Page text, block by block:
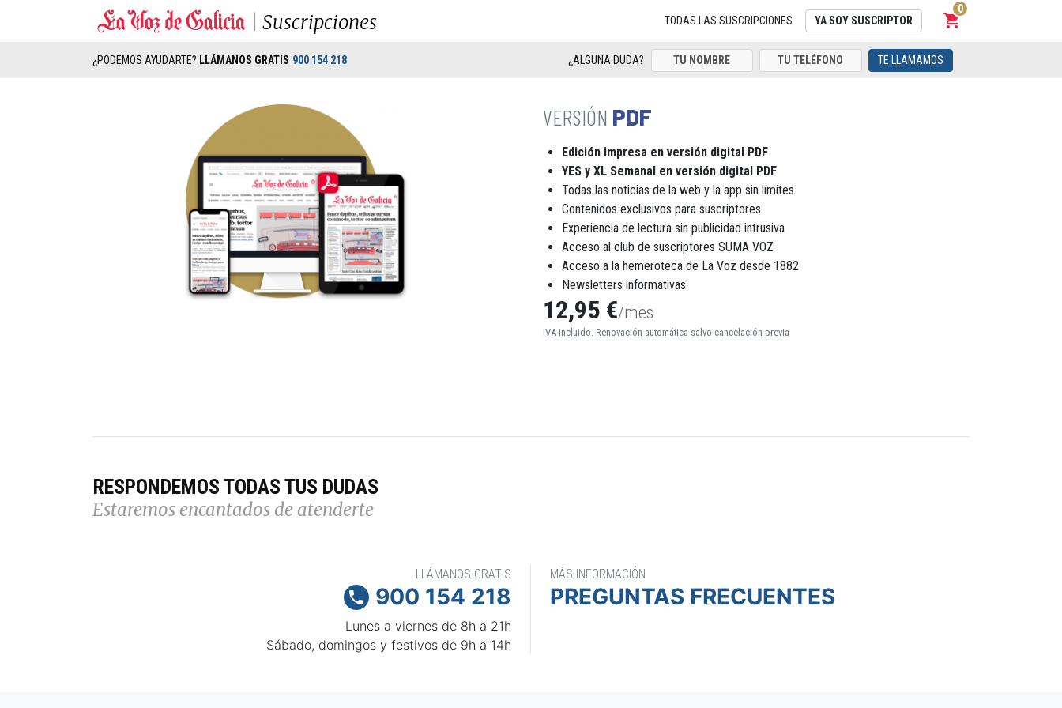
Suscripciones TODAS LAS SUSCRIPCIONES YA SOY SUSCRIPTOR shopping_cart
Carrito
0
¿PODEMOS AYUDARTE? LLÁMANOS GRATIS 900 154 218 ¿ALGUNA DUDA? TE LLAMAMOS
PDF
Edición impresa en versión digital PDF
YES y XL Semanal en versión digital PDF
Todas las noticias de la web y la app sin límites
Contenidos exclusivos para suscriptores
Experiencia de lectura sin publicidad intrusiva
Acceso al club de suscriptores SUMA VOZ
Acceso a la hemeroteca de La Voz desde 1882
Newsletters informativas
12,95 €/mes
IVA incluido. Renovación automática salvo cancelación previa
RESPONDEMOS TODAS TUS DUDAS
Estaremos encantados de atenderte
LLÁMANOS GRATIS
 900 154 218
Lunes a viernes de 8h a 21h
Sábado, domingos y festivos de 9h a 14h
MÁS INFORMACIÓN
PREGUNTAS FRECUENTES